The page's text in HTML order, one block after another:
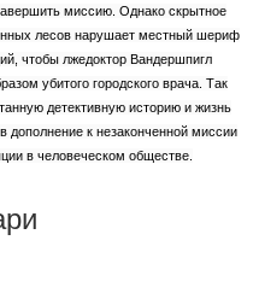
миссию. Однако скрытное
лесов нарушает местный шериф
чтобы лжедоктор Вандершпигл
убитого городского врача. Так
детективную историю и жизнь
дополнение к незаконченной миссии
в человеческом обществе.